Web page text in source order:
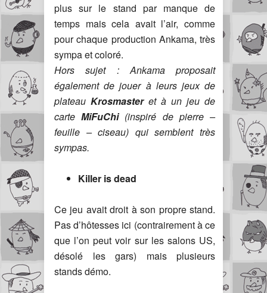
plus sur le stand par manque de
temps mais cela avait l’air, comme
pour chaque production Ankama, très
sympa et coloré.
Hors sujet : Ankama proposait
également de jouer à leurs jeux de
plateau Krosmasteret à un jeu de
carteMiFuChi (inspiré de pierre –
feuille – ciseau) qui semblent très
sympas.
Killer is dead
Ce jeu avait droit à son propre stand.
Pas d’hôtesses ici (contrairement à ce
que l’on peut voir sur les salons US,
désolé les gars) mais plusieurs
stands démo.